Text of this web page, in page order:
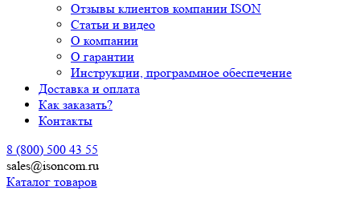
Отзывы клиентов компании ISON
Статьи и видео
О компании
О гарантии
Инструкции, программное обеспечение
Доставка и оплата
Как заказать?
Контакты
8 (800) 500 43 55
sales@isoncom.ru
Каталог товаров